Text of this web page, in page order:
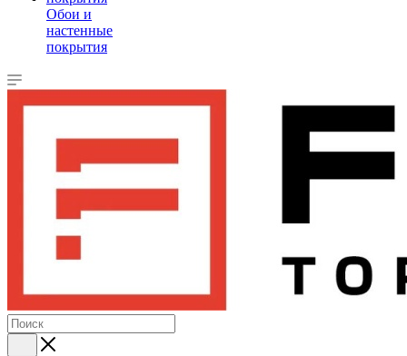
Обои и
настенные
покрытия